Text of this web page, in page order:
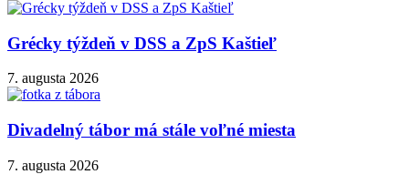
Grécky týždeň v DSS a ZpS Kaštieľ
7. augusta 2026
Divadelný tábor má stále voľné miesta
7. augusta 2026